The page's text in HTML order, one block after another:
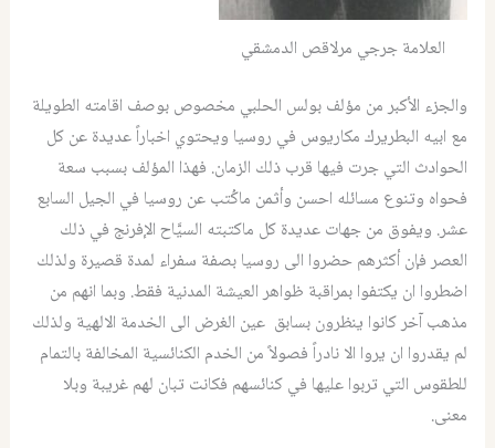
العلامة جرجي مرلاقص الدمشقي
والجزء الأكبر من مؤلف بولس الحلبي مخصوص بوصف اقامته الطويلة
مع ابيه البطريرك مكاريوس في روسيا ويحتوي اخباراً عديدة عن كل
الحوادث التي جرت فيها قرب ذلك الزمان. فهذا المؤلف بسبب سعة
فحواه وتنوع مسائله احسن وأثمن ماكُتب عن روسيا في الجيل السابع
عشر. ويفوق من جهات عديدة كل ماكتبته السيَّاح الإفرنج في ذلك
العصر فإن أكثرهم حضروا الى روسيا بصفة سفراء لمدة قصيرة ولذلك
اضطروا ان يكتفوا بمراقبة ظواهر العيشة المدنية فقط. وبما انهم من
مذهب آخر كانوا ينظرون بسابق عين الغرض الى الخدمة الالهية ولذلك
لم يقدروا ان يروا الا نادراً فصولاً من الخدم الكنائسية المخالفة بالتمام
للطقوس التي تربوا عليها في كنائسهم فكانت تبان لهم غريبة وبلا
معنى.